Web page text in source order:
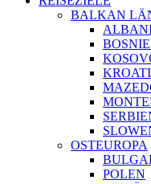
BALKAN
OSTEUROPA
POLEN